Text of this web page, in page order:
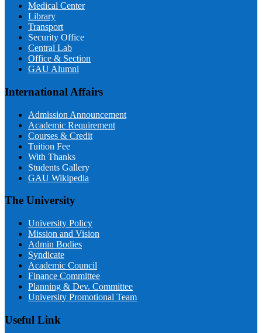
Medical Center
Library
Transport
Security Office
Central Lab
Office & Section
GAU Alumni
International Affairs
Admission Announcement
Academic Requirement
Courses & Credit
Tuition Fee
With Thanks
Students Gallery
GAU Wikipedia
The University
University Policy
Mission and Vision
Admin Bodies
Syndicate
Academic Council
Finance Committee
Planning & Dev. Committee
University Promotional Team
Useful Link